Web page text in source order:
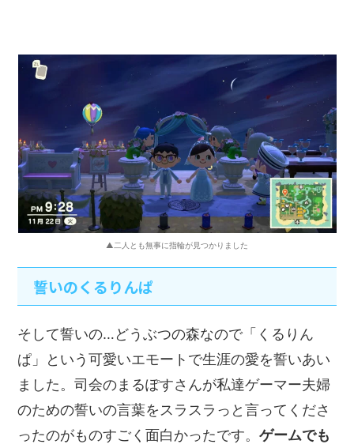
▲二人とも無事に指輪が見つかりました
誓いのくるりんぱ
そして誓いの…どうぶつの森なので「くるりん
ぱ」という可愛いエモートで生涯の愛を誓いあい
ました。司会のまるぽすさんが私達ゲーマー夫婦
のための誓いの言葉をスラスラっと言ってくださ
ったのがものすごく面白かったです。ゲームでも